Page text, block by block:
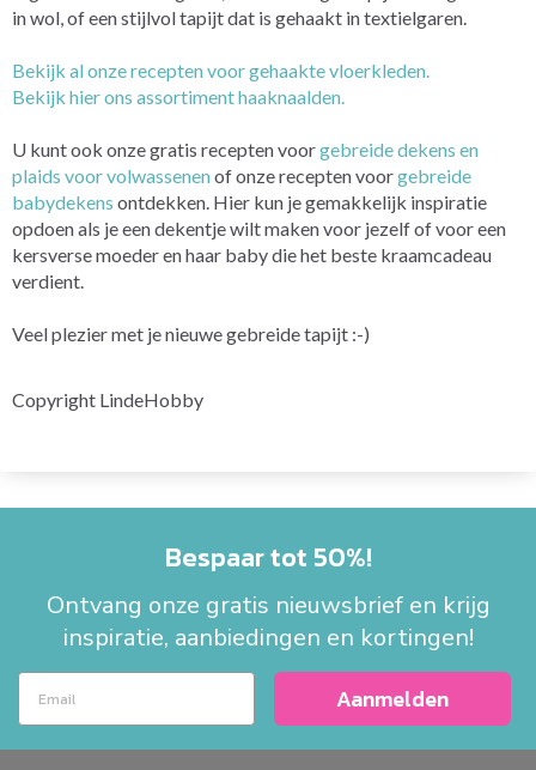
in wol, of een stijlvol tapijt dat is gehaakt in textielgaren.
Bekijk al onze recepten voor gehaakte vloerkleden.
Bekijk hier ons assortiment haaknaalden.
U kunt ook onze gratis recepten voorgebreide dekens en
plaids voor volwassenenof onze recepten voorgebreide
babydekens ontdekken. Hier kun je gemakkelijk inspiratie
opdoen als je een dekentje wilt maken voor jezelf of voor een
kersverse moeder en haar baby die het beste kraamcadeau
verdient.
Veel plezier met je nieuwe gebreide tapijt :-)
Copyright LindeHobby
Bespaar tot 50%!
Ontvang onze gratis nieuwsbrief en krijg
inspiratie, aanbiedingen en kortingen!
Aanmelden